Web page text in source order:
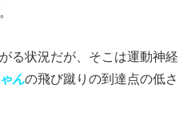
。
る状況だが、そこは運動神経
んの飛び蹴りの到達点の低さ